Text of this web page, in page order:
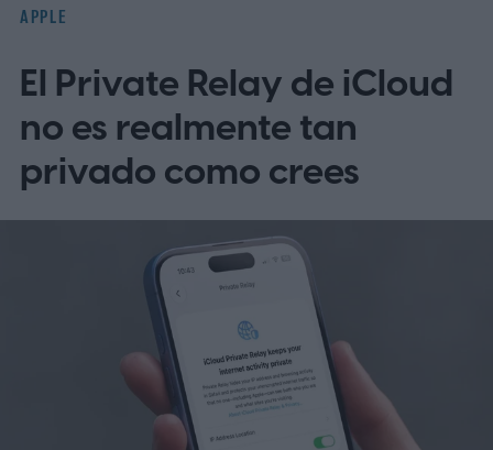
APPLE
El Private Relay de iCloud
no es realmente tan
privado como crees